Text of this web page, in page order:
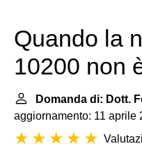
Quando la
10200 non
Domanda di: Dott.
aggiornamento: 11 aprile